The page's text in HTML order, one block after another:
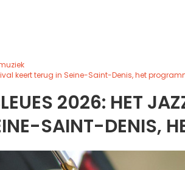
keert terug in Seine-Saint-Denis, het
2026: HET
SAINT-DENIS,